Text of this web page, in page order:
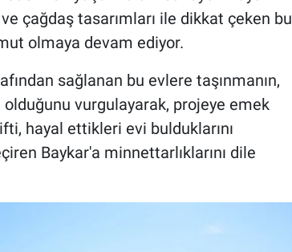
çağdaş tasarımları ile dikkat çeken bu
olmaya devam ediyor.
sağlanan bu evlere taşınmanın,
olduğunu vurgulayarak, projeye emek
hayal ettikleri evi bulduklarını
Baykar'a minnettarlıklarını dile